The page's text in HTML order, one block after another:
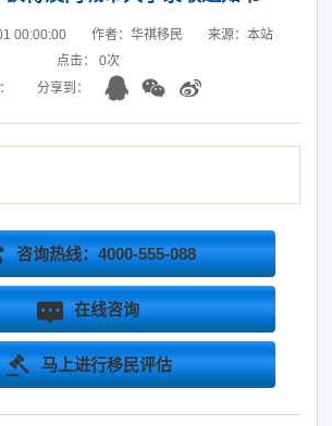
00:00:00 作者：华祺移民
来源：本站
点击： 0次
分享到：
咨询热线：4000-555-088
在线咨询
马上进行移民评估